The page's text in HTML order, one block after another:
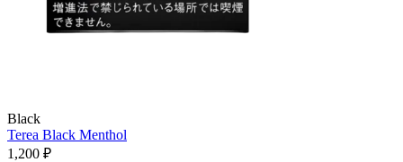
Black
Terea Black Menthol
1,200 ₽